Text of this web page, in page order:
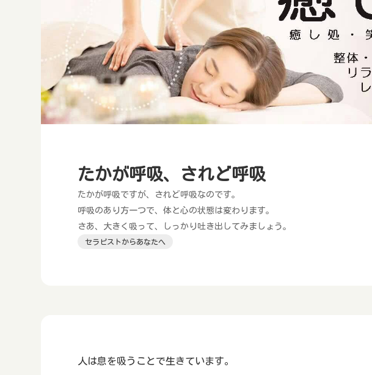
たかが呼吸、されど呼吸
たかが呼吸ですが、されど呼吸なのです。
呼吸のあり方一つで、体と心の状態は変わります。
さあ、大きく吸って、しっかり吐き出してみましょう。
セラピストからあなたへ
人は息を吸うことで生きています。